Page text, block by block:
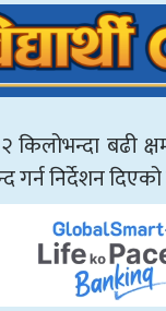
बढी
निर्देशन दिएको